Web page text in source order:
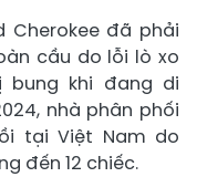
Cherokee đã phải
cầu do lỗi lò xo
khi đang di
nhà phân phối
tại Việt Nam do
đến 12 chiếc.